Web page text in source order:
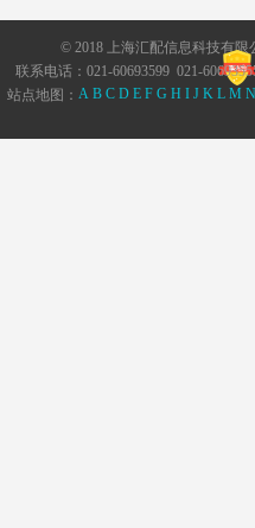
© 2018 上海汇配信息科技有限
联系电话：021-60693599 021-
站点地图： A B C D E F G H I J K L M N